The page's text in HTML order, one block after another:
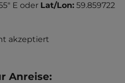
E oder Lat/Lon: 59.859722
akzeptiert
Anreise: